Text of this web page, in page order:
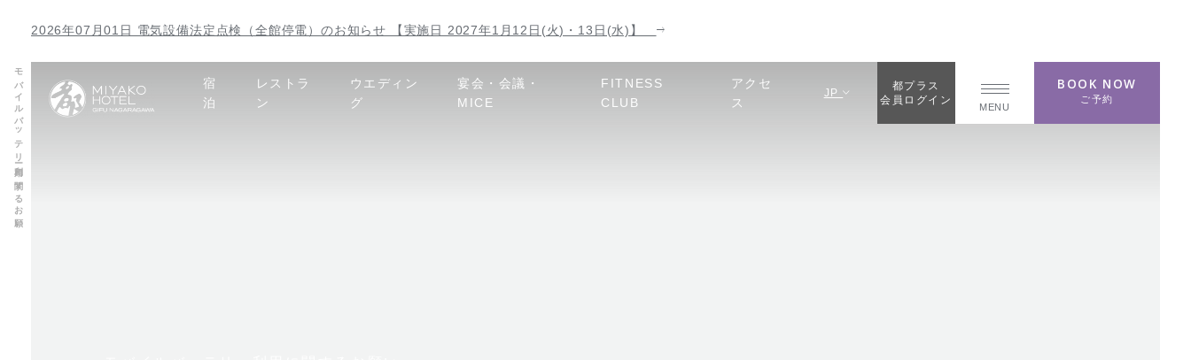
モバイルバッテリー利用に関するお願い
宿
泊
レストラ
ン
ウエディン
グ
宴会・会議・
MICE
FITNESS
CLUB
アクセ
ス
JP
都プラス
会員ログイン
MENU
BOOK NOW
ご予約
2026年07月01日 電気設備法定点検（全館停電）のお知らせ 【実施日 2027年1月12日(火)・13日(水)】